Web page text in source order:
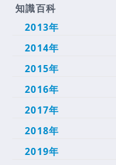
知識百科
2013年
2014年
2015年
2016年
2017年
2018年
2019年